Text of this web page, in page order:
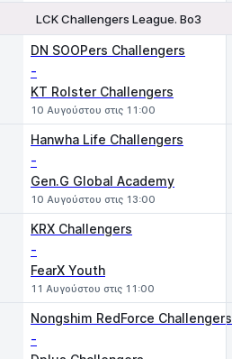
LCK Challengers League. Bo3
DN SOOPers Challengers
-
KT Rolster Challengers
10 Αυγούστου στις 11:00
Hanwha Life Challengers
-
Gen.G Global Academy
10 Αυγούστου στις 13:00
KRX Challengers
-
FearX Youth
11 Αυγούστου στις 11:00
Nongshim RedForce Challengers
-